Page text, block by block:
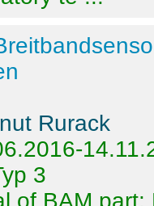
Rurack
3
of BAM